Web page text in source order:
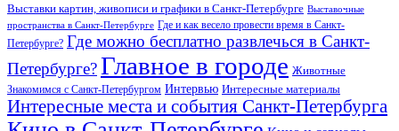
Выставки картин, живописи и графики в Санкт-Петербурге Выставочные
пространства в Санкт-Петербурге Где и как весело провести время в Санкт-
Петербурге? Где можно бесплатно развлечься в Санкт-
Петербурге?Главное в городе Животные
Знакомимся с Санкт-Петербургом Интервью Интересные материалы
Интересные места и события Санкт-Петербурга